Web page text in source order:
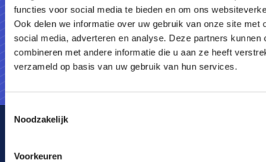
functies voor social media te bieden en om ons
Ook delen we informatie over uw gebruik van onze site met
social media, adverteren en analyse. Deze partners kunnen
combineren met andere informatie die u aan ze heeft
verzameld op basis van uw gebruik van hun services.
Toestemmingsselectie
Noodzakelijk
Voorkeuren
Start nu jouw gratis trial